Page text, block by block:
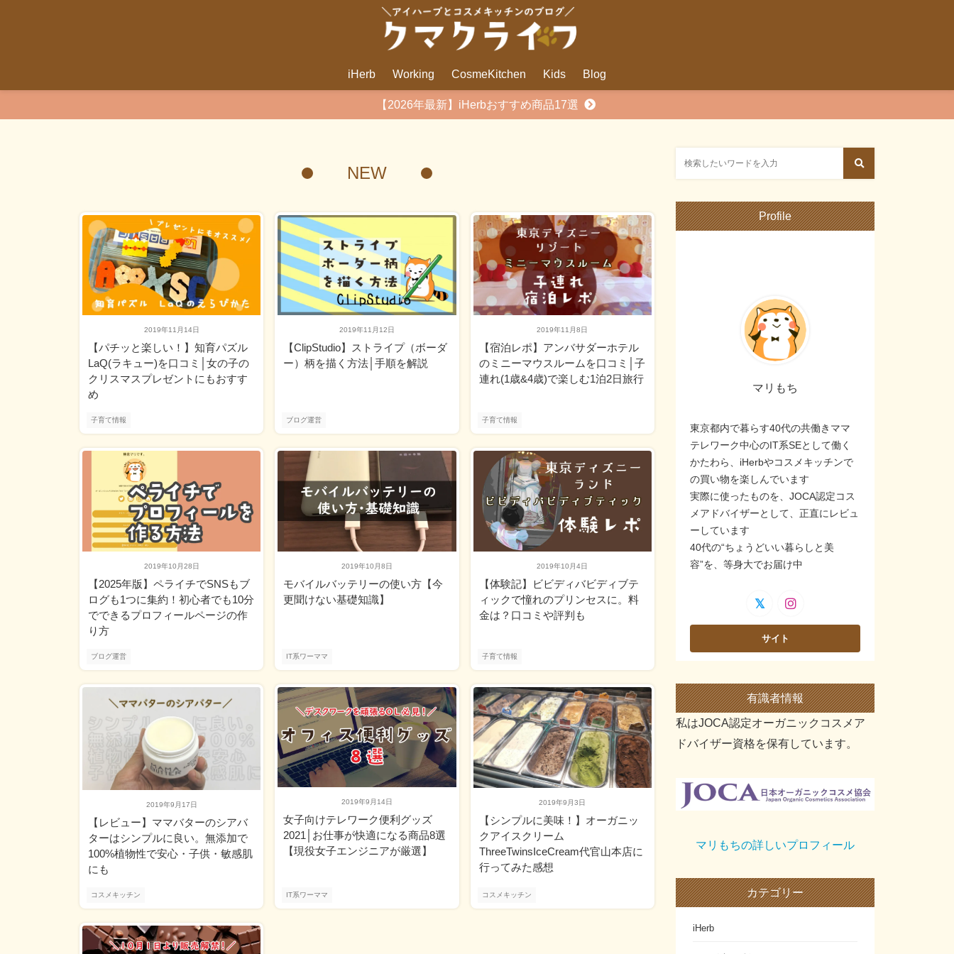
iHerb Working CosmeKitchen Kids Blog
【2026年最新】iHerbおすすめ商品17選
NEW
子育て情報
2019年11月14日
【パチッと楽しい！】知育パズル
LaQ(ラキュー)を口コミ│女の子の
クリスマスプレゼントにもおすす
め
ブログ運営
2019年11月12日
【ClipStudio】ストライプ（ボーダ
ー）柄を描く方法│手順を解説
子育て情報
2019年11月8日
【宿泊レポ】アンバサダーホテル
のミニーマウスルームを口コミ│子
連れ(1歳&4歳)で楽しむ1泊2日旅行
ブログ運営
2019年10月28日
【2025年版】ペライチでSNSもブ
ログも1つに集約！初心者でも10分
でできるプロフィールページの作
り方
IT系ワーママ
2019年10月8日
モバイルバッテリーの使い方【今
更聞けない基礎知識】
子育て情報
2019年10月4日
【体験記】ビビディバビディブテ
ィックで憧れのプリンセスに。料
金は？口コミや評判も
コスメキッチン
2019年9月17日
【レビュー】ママバターのシアバ
ターはシンプルに良い。無添加で
100%植物性で安心・子供・敏感肌
にも
IT系ワーママ
2019年9月14日
女子向けテレワーク便利グッズ
2021│お仕事が快適になる商品8選
【現役女子エンジニアが厳選】
コスメキッチン
2019年9月3日
【シンプルに美味！】オーガニッ
クアイスクリーム
ThreeTwinsIceCream代官山本店に
行ってみた感想
Profile
マリもち
東京都内で暮らす40代の共働きママ
テレワーク中心のIT系SEとして働く
かたわら、iHerbやコスメキッチンで
の買い物を楽しんでいます
実際に使ったものを、JOCA認定コス
メアドバイザーとして、正直にレビュ
ーしています
40代の“ちょうどいい暮らしと美
容”を、等身大でお届け中
有識者情報
私はJOCA認定オーガニックコスメア
ドバイザー資格を保有しています。
マリもちの詳しいプロフィール
カテゴリー
iHerb